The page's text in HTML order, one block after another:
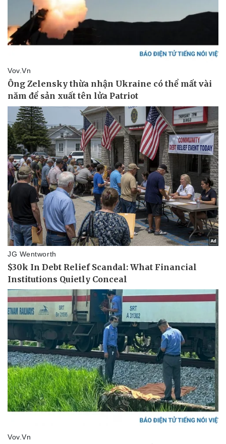
Thể thao
Bóng đá
Lịch thi đấu bóng đá
Thế giới thể thao
eSports
Hậu trường
Ô tô - Xe máy
Ô tô
Xe máy
Tư vấn